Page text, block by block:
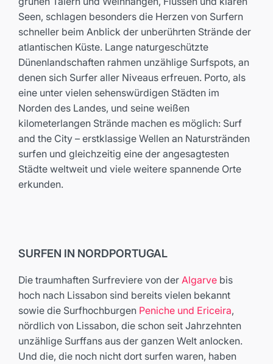
Seen, schlagen besonders die Herzen von Surfern
schneller beim Anblick der unberührten Strände der
atlantischen Küste. Lange naturgeschützte
Dünenlandschaften rahmen unzählige Surfspots, an
denen sich Surfer aller Niveaus erfreuen. Porto, als
eine unter vielen sehenswürdigen Städten im
Norden des Landes, und seine weißen
kilometerlangen Strände machen es möglich: Surf
and the City – erstklassige Wellen an Naturstränden
surfen und gleichzeitig eine der angesagtesten
Städte weltweit und viele weitere spannende Orte
erkunden.
SURFEN IN NORDPORTUGAL
Die traumhaften Surfreviere von der Algarve bis
hoch nach Lissabon sind bereits vielen bekannt
sowie die Surfhochburgen Peniche und Ericeira,
nördlich von Lissabon, die schon seit Jahrzehnten
unzählige Surffans aus der ganzen Welt anlocken.
Und die, die noch nicht dort surfen waren, haben